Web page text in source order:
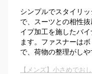
シンプルでスタイリ
で、スーツとの相性
イプ加工を施したバ
ます。ファスナーは
で、荷物の整理がしや